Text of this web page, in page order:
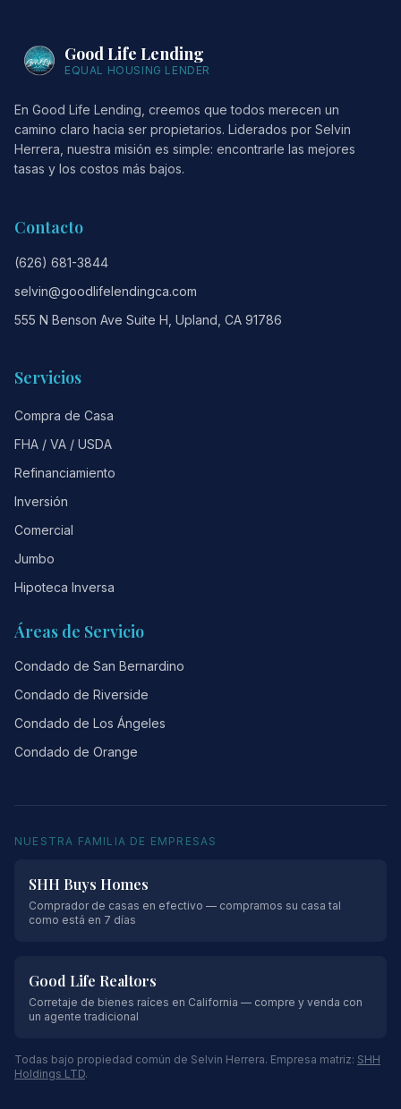
Good Life Lending
EQUAL HOUSING LENDER
En Good Life Lending, creemos que todos merecen un
camino claro hacia ser propietarios. Liderados por Selvin
Herrera, nuestra misión es simple: encontrarle las mejores
tasas y los costos más bajos.
Contacto
(626) 681-3844
selvin@goodlifelendingca.com
555 N Benson Ave Suite H, Upland, CA 91786
Servicios
Compra de Casa
FHA / VA / USDA
Refinanciamiento
Inversión
Comercial
Jumbo
Hipoteca Inversa
Áreas de Servicio
Condado de San Bernardino
Condado de Riverside
Condado de Los Ángeles
Condado de Orange
NUESTRA FAMILIA DE EMPRESAS
SHH Buys Homes
Comprador de casas en efectivo — compramos su casa tal
como está en 7 días
Good Life Realtors
Corretaje de bienes raíces en California — compre y venda con
un agente tradicional
Todas bajo propiedad común de Selvin Herrera. Empresa matriz: SHH
Holdings LTD.